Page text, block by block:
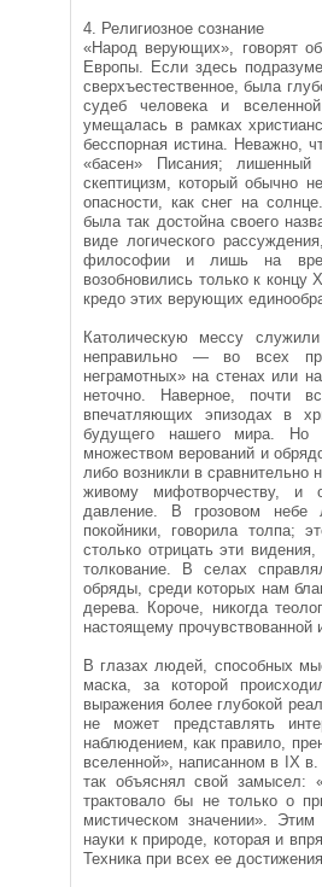
4. Религиозное сознание
«Народ верующих», говорят
Европы. Если здесь
сверхъестественное, была
судеб человека и
умещалась в рамках
бесспорная истина. Неважно,
«басен» Писания; лишенный
скептицизм, который обычно
опасности, как снег на
была так достойна своего
виде логического
философии и лишь на
возобновились только к
кредо этих верующих
Католическую мессу
неправильно — во всех
неграмотных» на стенах или
неточно. Наверное, почти
впечатляющих эпизодах в
будущего нашего мира. Но
множеством верований и
либо возникли в
живому мифотворчеству, и
давление. В грозовом небе
покойники, говорила толпа;
столько отрицать эти
толкование. В селах
обряды, среди которых нам
дерева. Короче, никогда
настоящему прочувствованной
В глазах людей, способных
маска, за которой
выражения более глубокой
не может представлять
наблюдением, как правило,
вселенной», написанном в IX
так объяснял свой замысел:
трактовало бы не только о
мистическом значении».
науки к природе, которая и
Техника при всех ее